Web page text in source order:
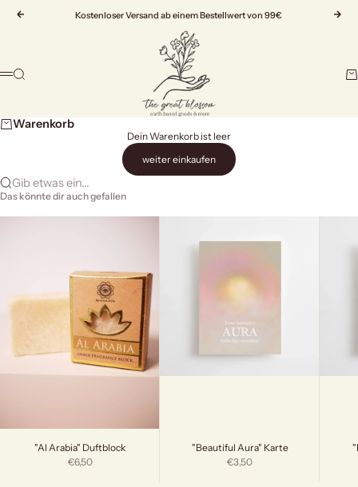
Zurück
Kostenloser Versand ab einem Bestellwert von 99€
Vor
The Great Blossom
Menü
Suche
Warenkorb
Dein Warenkorb ist leer
weiter einkaufen
Gib etwas ein...
Das könnte dir auch gefallen
"Al Arabia" Duftblock
Angebot
€6,50
"Beautiful Aura" Karte
Angebot
€3,50